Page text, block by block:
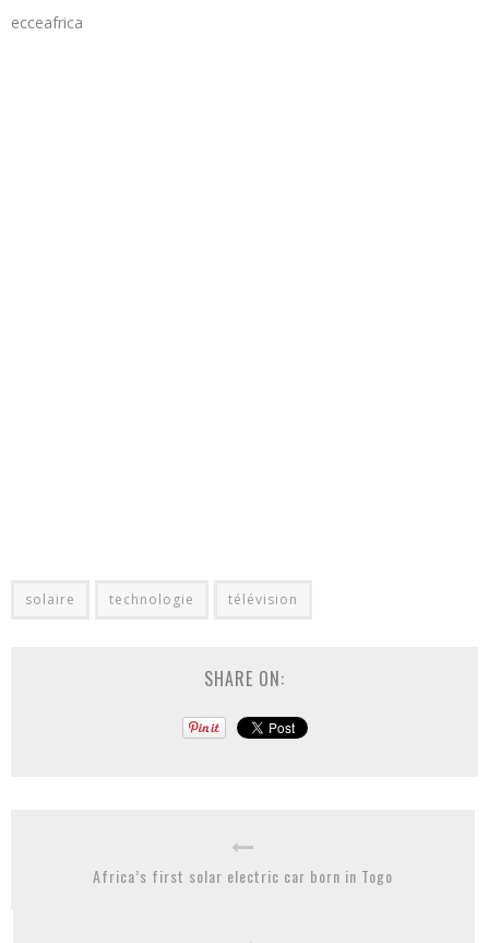
ecceafrica
solaire technologie télévision
SHARE ON:
Africa’s first solar electric car born in Togo